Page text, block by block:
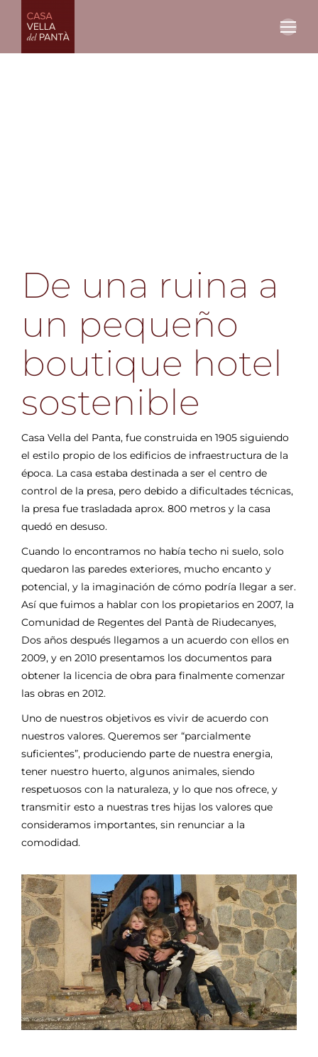
De una ruina a
un pequeño
boutique hotel
sostenible
Casa Vella del Panta, fue construida en 1905 siguiendo
el estilo propio de los edificios de infraestructura de la
época. La casa estaba destinada a ser el centro de
control de la presa, pero debido a dificultades técnicas,
la presa fue trasladada aprox. 800 metros y la casa
quedó en desuso.
Cuando lo encontramos no había techo ni suelo, solo
quedaron las paredes exteriores, mucho encanto y
potencial, y la imaginación de cómo podría llegar a ser.
Así que fuimos a hablar con los propietarios en 2007, la
Comunidad de Regentes del Pantà de Riudecanyes,
Dos años después llegamos a un acuerdo con ellos en
2009, y en 2010 presentamos los documentos para
obtener la licencia de obra para finalmente comenzar
las obras en 2012.
Uno de nuestros objetivos es vivir de acuerdo con
nuestros valores. Queremos ser “parcialmente
suficientes”, produciendo parte de nuestra energia,
tener nuestro huerto, algunos animales, siendo
respetuosos con la naturaleza, y lo que nos ofrece, y
transmitir esto a nuestras tres hijas los valores que
consideramos importantes, sin renunciar a la
comodidad.